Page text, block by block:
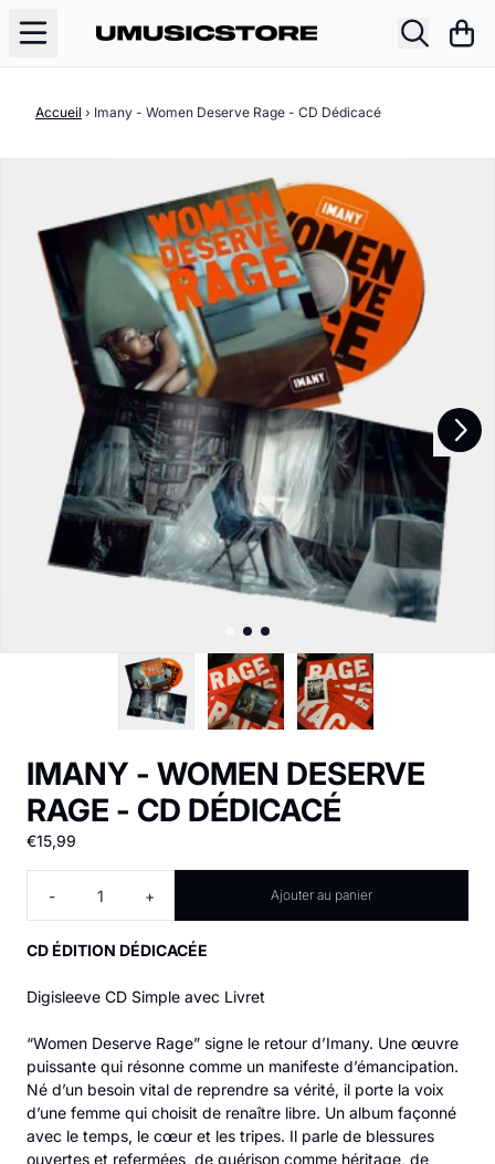
Accueil › Imany - Women Deserve Rage - CD Dédicacé
Suivant
IMANY - WOMEN DESERVE
RAGE - CD DÉDICACÉ
€15,99
- + Ajouter au panier
CD ÉDITION DÉDICACÉE
Digisleeve CD Simple avec Livret
“Women Deserve Rage” signe le retour d’Imany. Une œuvre
puissante qui résonne comme un manifeste d’émancipation.
Né d’un besoin vital de reprendre sa vérité, il porte la voix
d’une femme qui choisit de renaître libre. Un album façonné
avec le temps, le cœur et les tripes. Il parle de blessures
ouvertes et refermées, de guérison comme héritage, de